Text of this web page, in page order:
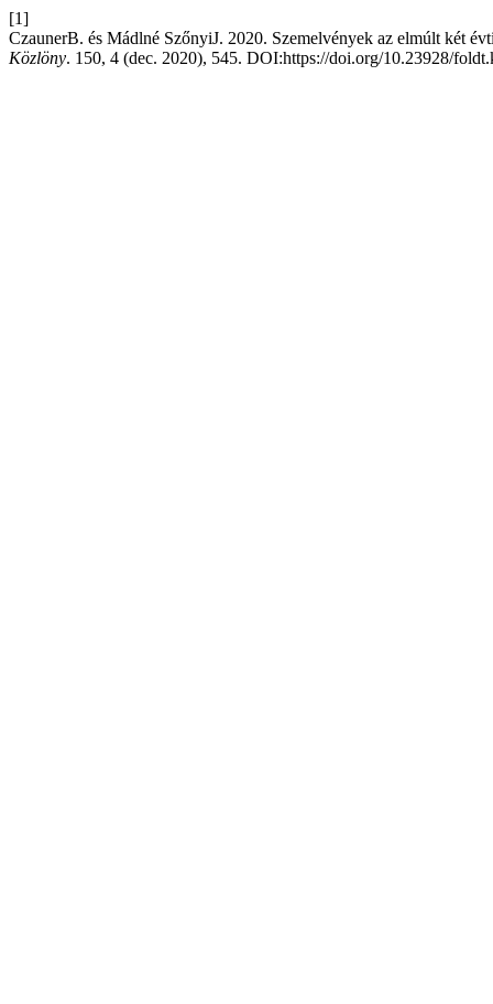
[1]
CzaunerB. és Mádlné SzőnyiJ. 2020. Szemelvények az elmúlt két
Közlöny. 150, 4 (dec. 2020), 545. DOI:https://doi.org/10.23928/